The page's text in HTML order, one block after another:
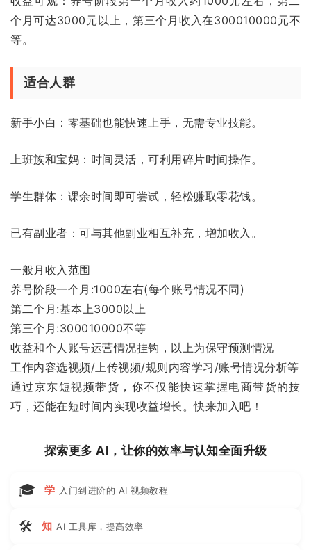
个月可达3000元以上，第三个月收入在300010000元不
等。
适合人群
新手小白：零基础也能快速上手，无需专业技能。
上班族和宝妈：时间灵活，可利用碎片时间操作。
学生群体：课余时间即可尝试，轻松赚取零花钱。
已有副业者：可与其他副业相互补充，增加收入。
一般月收入范围
养号阶段一个月:1000左右(每个账号情况不同)
第二个月:基本上3000以上
第三个月:300010000不等
收益和个人账号运营情况挂钩，以上为保守预测情况
工作内容选视频/上传视频/规则内容学习/账号情况分析等
通过京东短视频带货，你不仅能快速掌握电商带货的技
巧，还能在短时间内实现收益增长。快来加入吧！
探索更多 AI，让你的效率与认知全面升级
🎓 学 入门到进阶的 AI 视频教程
🛠 知 AI 工具库，提高效率